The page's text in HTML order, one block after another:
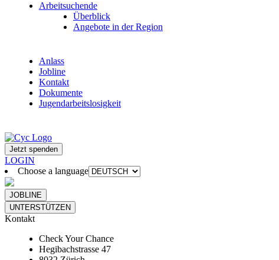
Arbeitsuchende
Überblick
Angebote in der Region
Anlass
Jobline
Kontakt
Dokumente
Jugendarbeitslosigkeit
Jetzt spenden
LOGIN
Choose a language
JOBLINE
UNTERSTÜTZEN
Kontakt
Check Your Chance
Hegibachstrasse 47